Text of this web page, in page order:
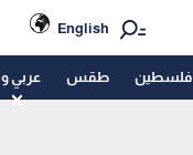
English
فلسطين طقس عربي